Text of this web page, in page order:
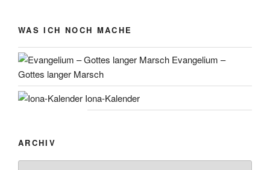
WAS ICH NOCH MACHE
Evangelium –
Gottes langer Marsch
Iona-Kalender
ARCHIV